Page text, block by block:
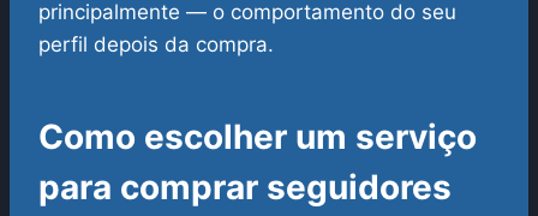
principalmente — o comportamento do seu
perfil depois da compra.
Como escolher um serviço
para comprar seguidores